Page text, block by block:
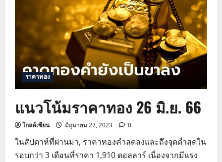
มิ.ย.
66
ราคาทอง
แนวโน้มราคาทอง 26 มิ.ย. 66
โกลด์เซียน มิถุนายน 27, 2023 0
ในสัปดาห์ที่ผ่านมา, ราคาทองคำลดลงและถึงจุดต่ำสุดใน
รอบกว่า 3 เดือนที่ราคา 1,910 ดอลลาร์ เนื่องจากมีแรง